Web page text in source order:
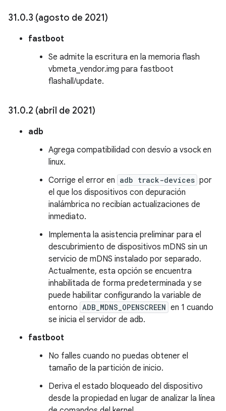
31.0.3 (agosto de 2021)
fastboot
Se admite la escritura en la memoria flash
vbmeta_vendor.img para fastboot
flashall/update.
31.0.2 (abril de 2021)
adb
Agrega compatibilidad con desvío a vsock en
linux.
Corrige el error en adb track-devices por
el que los dispositivos con depuración
inalámbrica no recibían actualizaciones de
inmediato.
Implementa la asistencia preliminar para el
descubrimiento de dispositivos mDNS sin un
servicio de mDNS instalado por separado.
Actualmente, esta opción se encuentra
inhabilitada de forma predeterminada y se
puede habilitar configurando la variable de
entorno ADB_MDNS_OPENSCREEN en 1 cuando
se inicia el servidor de adb.
fastboot
No falles cuando no puedas obtener el
tamaño de la partición de inicio.
Deriva el estado bloqueado del dispositivo
desde la propiedad en lugar de analizar la línea